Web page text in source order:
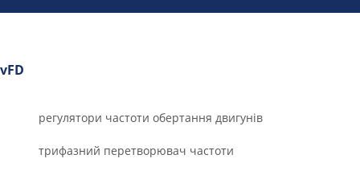
vFD
регулятори частоти обертання двигунів
трифазний перетворювач частоти